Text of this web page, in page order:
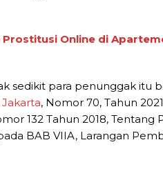
Online di
sedikit para penunggak itu
, Nomor 70, Tahun
132 Tahun 2018,
BAB VIIA, Larangan